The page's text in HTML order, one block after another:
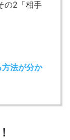
の2「相手
法が分か